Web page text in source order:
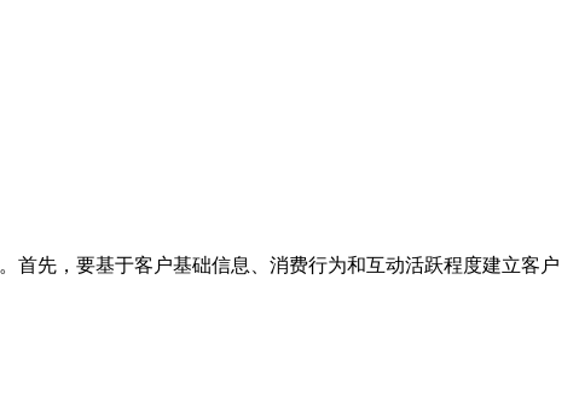
首先，要基于客户基础信息、消费行为和互动活跃程度建立客户